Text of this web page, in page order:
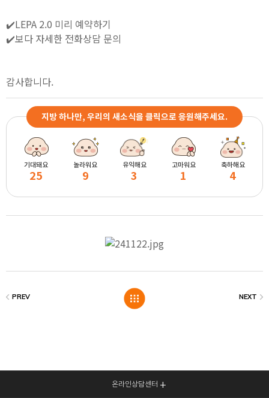
✔️LEPA 2.0 미리 예약하기
✔️보다 자세한 전화상담 문의
감사합니다.
지방 하나만, 우리의 새소식을 클릭으로 응원해주세요.
기대돼요
25
놀라워요
9
유익해요
3
고마워요
1
축하해요
4
온라인상담센터